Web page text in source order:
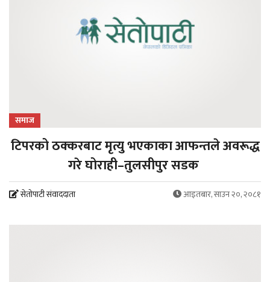
समाज
टिपरको ठक्करबाट मृत्यु भएकाका आफन्तले अवरूद्ध
गरे घोराही–तुलसीपुर सडक
सेतोपाटी संवाददाता आइतबार, साउन २०, २०८१